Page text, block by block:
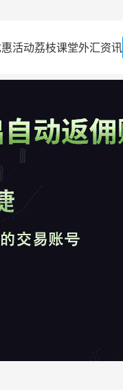
活动荔枝课堂外汇资讯